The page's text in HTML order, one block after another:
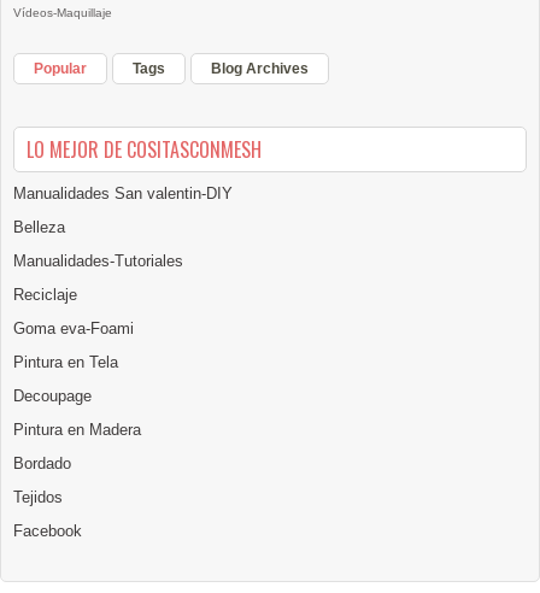
Vídeos-Maquillaje
Popular Tags Blog Archives
LO MEJOR DE COSITASCONMESH
Manualidades San valentin-DIY
Belleza
Manualidades-Tutoriales
Reciclaje
Goma eva-Foami
Pintura en Tela
Decoupage
Pintura en Madera
Bordado
Tejidos
Facebook